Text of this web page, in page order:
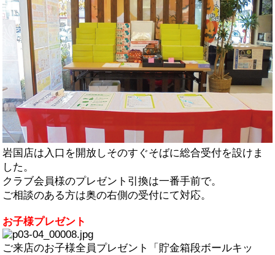
岩国店は入口を開放しそのすぐそばに総合受付を設けま
した。
クラブ会員様のプレゼント引換は一番手前で。
ご相談のある方は奥の右側の受付にて対応。
お子様プレゼント
ご来店のお子様全員プレゼント「貯金箱段ボールキッ